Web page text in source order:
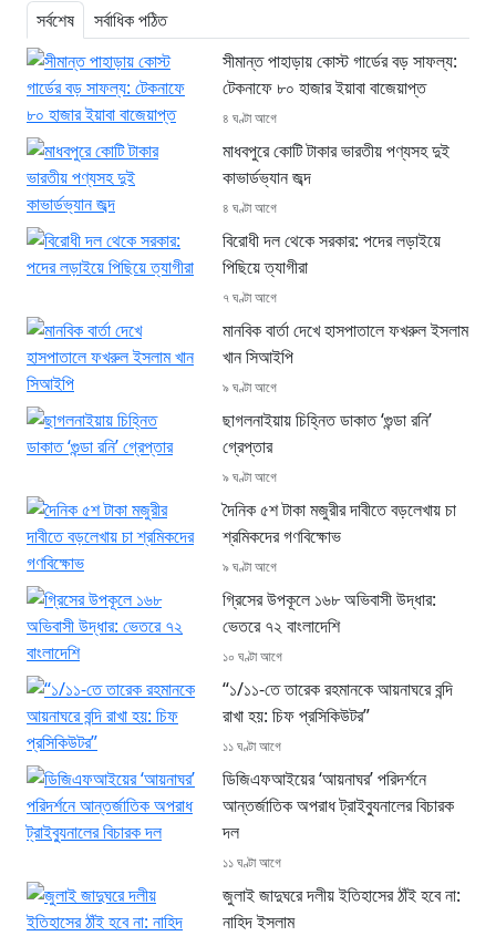
সর্বশেষ
সর্বাধিক পঠিত
সীমান্ত পাহাড়ায় কোস্ট গার্ডের বড় সাফল্য:
টেকনাফে ৮০ হাজার ইয়াবা বাজেয়াপ্ত
৪ ঘণ্টা আগে
মাধবপুরে কোটি টাকার ভারতীয় পণ্যসহ দুই
কাভার্ডভ্যান জব্দ
৪ ঘণ্টা আগে
বিরোধী দল থেকে সরকার: পদের লড়াইয়ে
পিছিয়ে ত্যাগীরা
৭ ঘণ্টা আগে
মানবিক বার্তা দেখে হাসপাতালে ফখরুল ইসলাম
খান সিআইপি
৯ ঘণ্টা আগে
ছাগলনাইয়ায় চিহ্নিত ডাকাত ‘গুন্ডা রনি’
গ্রেপ্তার
৯ ঘণ্টা আগে
দৈনিক ৫শ টাকা মজুরীর দাবীতে বড়লেখায় চা
শ্রমিকদের গণবিক্ষোভ
৯ ঘণ্টা আগে
গ্রিসের উপকূলে ১৬৮ অভিবাসী উদ্ধার:
ভেতরে ৭২ বাংলাদেশি
১০ ঘণ্টা আগে
“১/১১-তে তারেক রহমানকে আয়নাঘরে বন্দি
রাখা হয়: চিফ প্রসিকিউটর”
১১ ঘণ্টা আগে
ডিজিএফআইয়ের ‘আয়নাঘর’ পরিদর্শনে
আন্তর্জাতিক অপরাধ ট্রাইব্যুনালের বিচারক
দল
১১ ঘণ্টা আগে
জুলাই জাদুঘরে দলীয় ইতিহাসের ঠাঁই হবে না:
নাহিদ ইসলাম